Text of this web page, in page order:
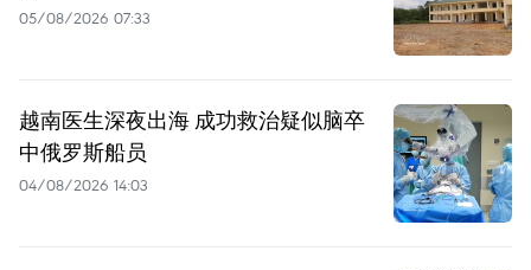
05/08/2026 07:33
越南医生深夜出海 成功救治疑似脑卒
中俄罗斯船员
04/08/2026 14:03